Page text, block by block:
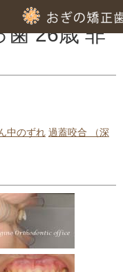
歯 26歳 非
中のずれ 過蓋咬合 （深